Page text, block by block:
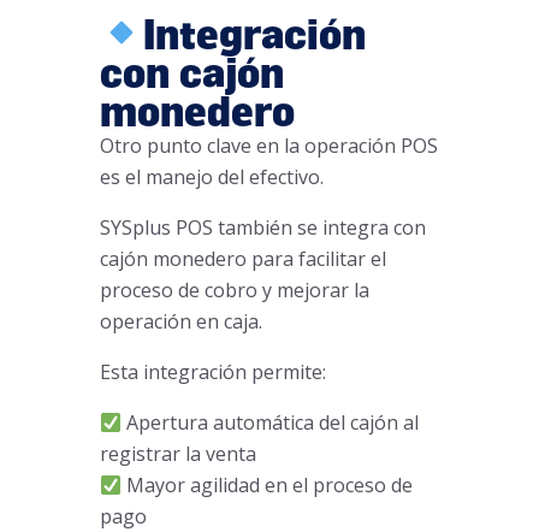
Integración
con cajón
monedero
Otro punto clave en la operación POS
es el manejo del efectivo.
SYSplus POS también se integra con
cajón monedero para facilitar el
proceso de cobro y mejorar la
operación en caja.
Esta integración permite:
Apertura automática del cajón al
registrar la venta
Mayor agilidad en el proceso de
pago